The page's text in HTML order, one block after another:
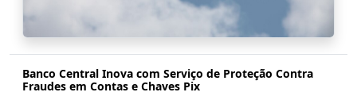
Banco Central Inova com Serviço de Proteção Contra
Fraudes em Contas e Chaves Pix